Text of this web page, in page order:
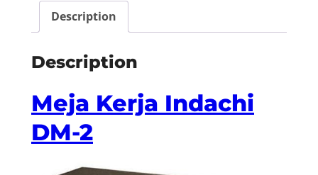
Description
Description
Meja Kerja Indachi
DM-2